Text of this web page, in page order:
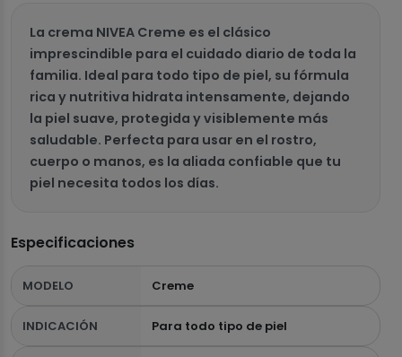
La crema NIVEA Creme es el clásico
imprescindible para el cuidado diario de toda la
familia. Ideal para todo tipo de piel, su fórmula
rica y nutritiva hidrata intensamente, dejando
la piel suave, protegida y visiblemente más
saludable. Perfecta para usar en el rostro,
cuerpo o manos, es la aliada confiable que tu
piel necesita todos los días.
Especificaciones
MODELO Creme
INDICACIÓN Para todo tipo de piel